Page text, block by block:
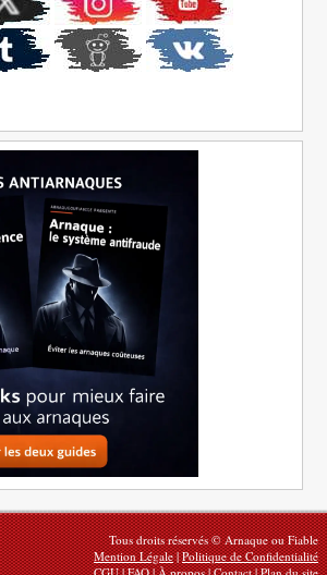
Tous droits réservés © Arnaque ou Fiable
Mention Légale|Politique de Confidentialité